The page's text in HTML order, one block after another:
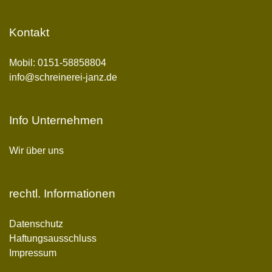
Kontakt
Mobil:0151-58858804
info@schreinerei-janz.de
Info Unternehmen
Wir über uns
rechtl. Informationen
Datenschutz
Haftungsausschluss
Impressum